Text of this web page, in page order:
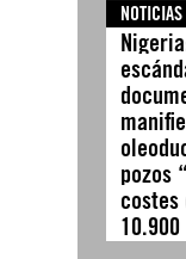
NOTICIAS
pozos
costes